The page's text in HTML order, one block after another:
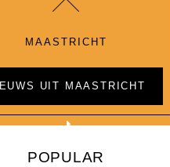
MAASTRICHT
UIT MAASTRICHT
POPULAR